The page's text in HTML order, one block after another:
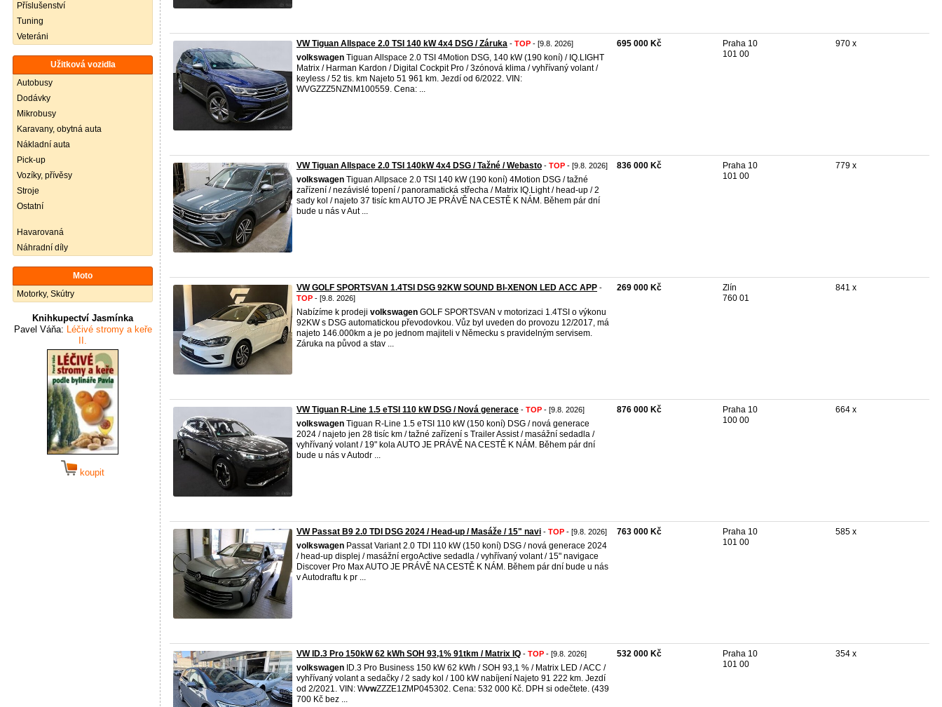
Příslušenství
Tuning
Veteráni
Užitková vozidla
Autobusy
Dodávky
Mikrobusy
Karavany, obytná auta
Nákladní auta
Pick-up
Vozíky, přívěsy
Stroje
Ostatní
Havarovaná
Náhradní díly
Moto
Motorky, Skútry
Knihkupectví Jasmínka
Pavel Váňa: Léčivé stromy a keře
II.
koupit
VW Tiguan Allspace 2.0 TSI 140 kW 4x4 DSG / Záruka - TOP - [9.8. 2026]
volkswagen Tiguan Allspace 2.0 TSI 4Motion DSG, 140 kW (190 koní) / IQ.LIGHT
Matrix / Harman Kardon / Digital Cockpit Pro / 3zónová klima / vyhřívaný volant /
keyless / 52 tis. km Najeto 51 961 km. Jezdí od 6/2022. VIN:
WVGZZZ5NZNM100559. Cena: ...
695 000 Kč
Praha 10
101 00
970 x
VW Tiguan Allspace 2.0 TSI 140kW 4x4 DSG / Tažné / Webasto - TOP - [9.8. 2026]
volkswagen Tiguan Allpsace 2.0 TSI 140 kW (190 koní) 4Motion DSG / tažné
zařízení / nezávislé topení / panoramatická střecha / Matrix IQ.Light / head-up / 2
sady kol / najeto 37 tisíc km AUTO JE PRÁVĚ NA CESTĚ K NÁM. Během pár dní
bude u nás v Aut ...
836 000 Kč
Praha 10
101 00
779 x
VW GOLF SPORTSVAN 1.4TSI DSG 92KW SOUND BI-XENON LED ACC APP -
TOP - [9.8. 2026]
Nabízíme k prodeji volkswagen GOLF SPORTSVAN v motorizaci 1.4TSI o výkonu
92KW s DSG automatickou převodovkou. Vůz byl uveden do provozu 12/2017, má
najeto 146.000km a je po jednom majiteli v Německu s pravidelným servisem.
Záruka na původ a stav ...
269 000 Kč
Zlín
760 01
841 x
VW Tiguan R-Line 1.5 eTSI 110 kW DSG / Nová generace - TOP - [9.8. 2026]
volkswagen Tiguan R-Line 1.5 eTSI 110 kW (150 koní) DSG / nová generace
2024 / najeto jen 28 tisíc km / tažné zařízení s Trailer Assist / masážní sedadla /
vyhřívaný volant / 19" kola AUTO JE PRÁVĚ NA CESTĚ K NÁM. Během pár dní
bude u nás v Autodr ...
876 000 Kč
Praha 10
100 00
664 x
VW Passat B9 2.0 TDI DSG 2024 / Head-up / Masáže / 15" navi - TOP - [9.8. 2026]
volkswagen Passat Variant 2.0 TDI 110 kW (150 koní) DSG / nová generace 2024
/ head-up displej / masážní ergoActive sedadla / vyhřívaný volant / 15" navigace
Discover Pro Max AUTO JE PRÁVĚ NA CESTĚ K NÁM. Během pár dní bude u nás
v Autodraftu k pr ...
763 000 Kč
Praha 10
101 00
585 x
VW ID.3 Pro 150kW 62 kWh SOH 93,1% 91tkm / Matrix IQ - TOP - [9.8. 2026]
volkswagen ID.3 Pro Business 150 kW 62 kWh / SOH 93,1 % / Matrix LED / ACC /
vyhřívaný volant a sedačky / 2 sady kol / 100 kW nabíjení Najeto 91 222 km. Jezdí
od 2/2021. VIN: WvwZZZE1ZMP045302. Cena: 532 000 Kč. DPH si odečtete. (439
700 Kč bez ...
532 000 Kč
Praha 10
101 00
354 x